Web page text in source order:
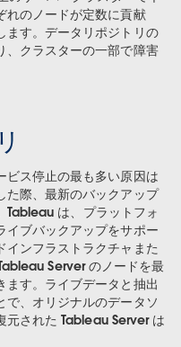
れのノードが定数に貢献
ます。データリポジトリの
、クラスターの一部で障害
ビス停止の最も多い原因は
た際、最新のバックアップ
Tableau は、プラットフォ
イブバックアップをサポー
インフラストラクチャまた
Server のノードを最
ます。ライブデータと抽出
で、オリジナルのデータソ
元された Tableau Server は